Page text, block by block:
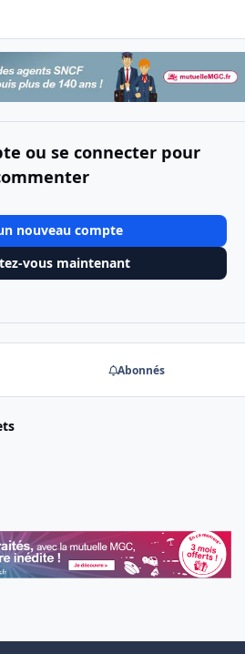
ou se connecter pour
nouveau compte
vous maintenant
Abonnés